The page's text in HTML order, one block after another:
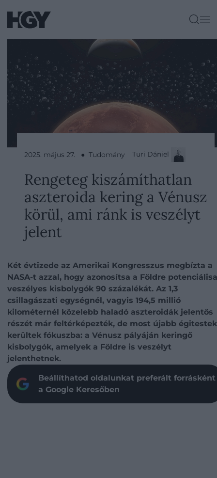
2025. május 27. ● Tudomány Turi Dániel
Rengeteg kiszámíthatlan
aszteroida kering a Vénusz
körül, ami ránk is veszélyt
jelent
Két évtizede az Amerikai Kongresszus megbízta a
NASA-t azzal, hogy azonosítsa a Földre
veszélyes kisbolygók 90 százalékát. Az 1,3
csillagászati egységnél, vagyis 194,5 millió
kilométernél közelebb haladó aszteroidák jelentős
részét már feltérképezték, de most újabb égitestek
kerültek fókuszba: a Vénusz pályáján keringő
kisbolygók, amelyek a Földre is veszélyt
jelenthetnek.
Beállíthatod oldalunkat preferált forrásként
a Google Keresőben